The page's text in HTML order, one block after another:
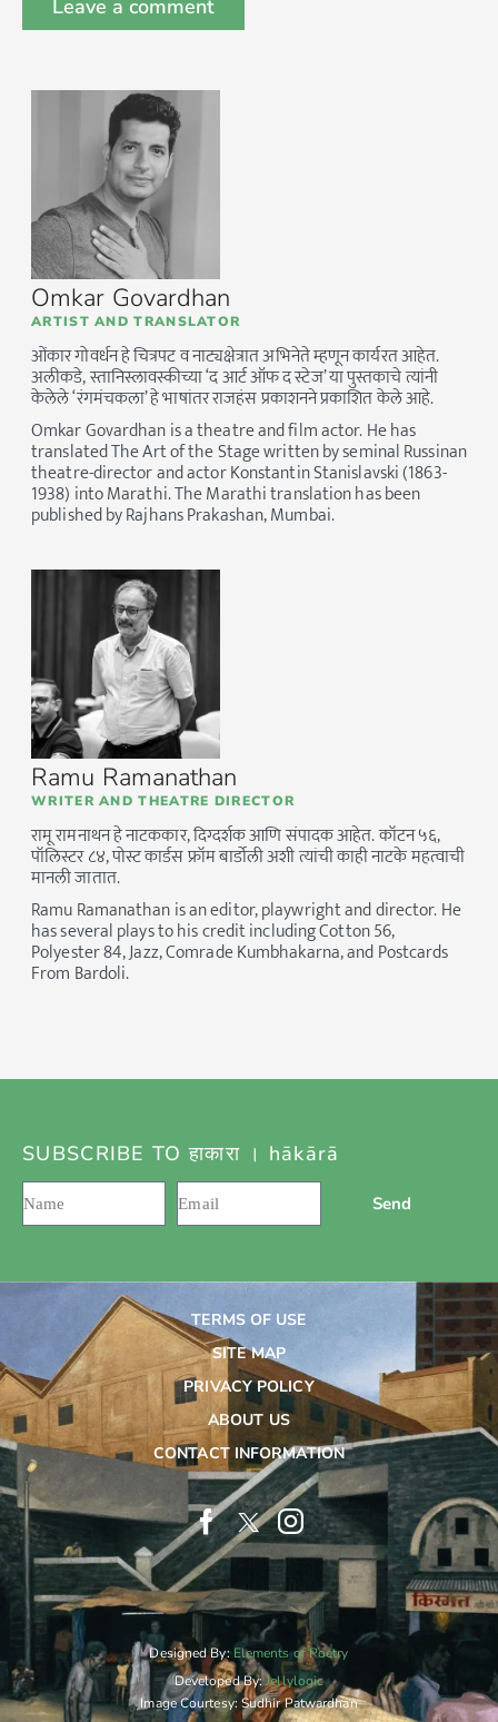
Omkar Govardhan
ARTIST AND TRANSLATOR
ओंकार गोवर्धन हे चित्रपट व नाट्यक्षेत्रात अभिनेते म्हणून कार्यरत आहेत.
अलीकडे, स्तानिस्लावस्कीच्या ‘द आर्ट ऑफ द स्टेज’ या पुस्तकाचे त्यांनी
केलेले ‘रंगमंचकला’ हे भाषांतर राजहंस प्रकाशनने प्रकाशित केले आहे.
Omkar Govardhan is a theatre and film actor. He has
translated The Art of the Stage written by seminal Russinan
theatre-director and actor Konstantin Stanislavski (1863-
1938) into Marathi. The Marathi translation has been
published by Rajhans Prakashan, Mumbai.
Ramu Ramanathan
WRITER AND THEATRE DIRECTOR
रामू रामनाथन हे नाटककार, दिग्दर्शक आणि संपादक आहेत. कॉटन ५६,
पॉलिस्टर ८४, पोस्ट कार्डस फ्रॉम बार्डोली अशी त्यांची काही नाटके महत्वाची
मानली जातात.
Ramu Ramanathan is an editor, playwright and director. He
has several plays to his credit including Cotton 56,
Polyester 84, Jazz, Comrade Kumbhakarna, and Postcards
From Bardoli.
SUBSCRIBE TO हाकारा । hākārā
Send
TERMS OF USE
SITE MAP
PRIVACY POLICY
ABOUT US
CONTACT INFORMATION
Designed By:Elements of Poetry
Developed By:Jellylogic
Image Courtesy: Sudhir Patwardhan